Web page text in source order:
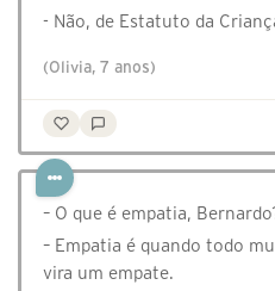
- ⁠Não, de Estatuto da
(Olivia, 7 anos)
– O que é empatia,
– Empatia é quando todo
vira um empate.